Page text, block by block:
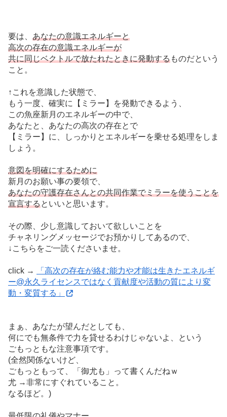
要は、 あなたの意識エネルギーと
高次の存在の意識エネルギーが
共に同じベクトルで放たれたときに発動するものだという
こと。
↑これを意識した状態で、
もう一度、確実に【ミラー】を発動できるよう、
この魚座新月のエネルギーの中で、
あなたと、あなたの高次の存在とで
【ミラー】に、しっかりとエネルギーを乗せる処理をしま
しょう。
意図を明確にするために
新月のお願い事の要領で、
あなたの守護存在さんとの共同作業でミラーを使うことを
宣言するといいと思います。
その際、少し意識しておいて欲しいことを
チャネリングメッセージでお預かりしてあるので、
↓こちらをご一読くださいませ。
click →
「高次の存在が絡む能力や才能は生きたエネルギ
ー@永久ライセンスではなく貢献度や活動の質により変
動・変質する」
まぁ、あなたが望んだとしても、
何にでも無条件で力を貸せるわけじゃないよ、という
ごもっともな注意事項です。
(全然関係ないけど、
ごもっともって、「御尤も」って書くんだねｗ
尤 →非常にすぐれていること。
なるほど。)